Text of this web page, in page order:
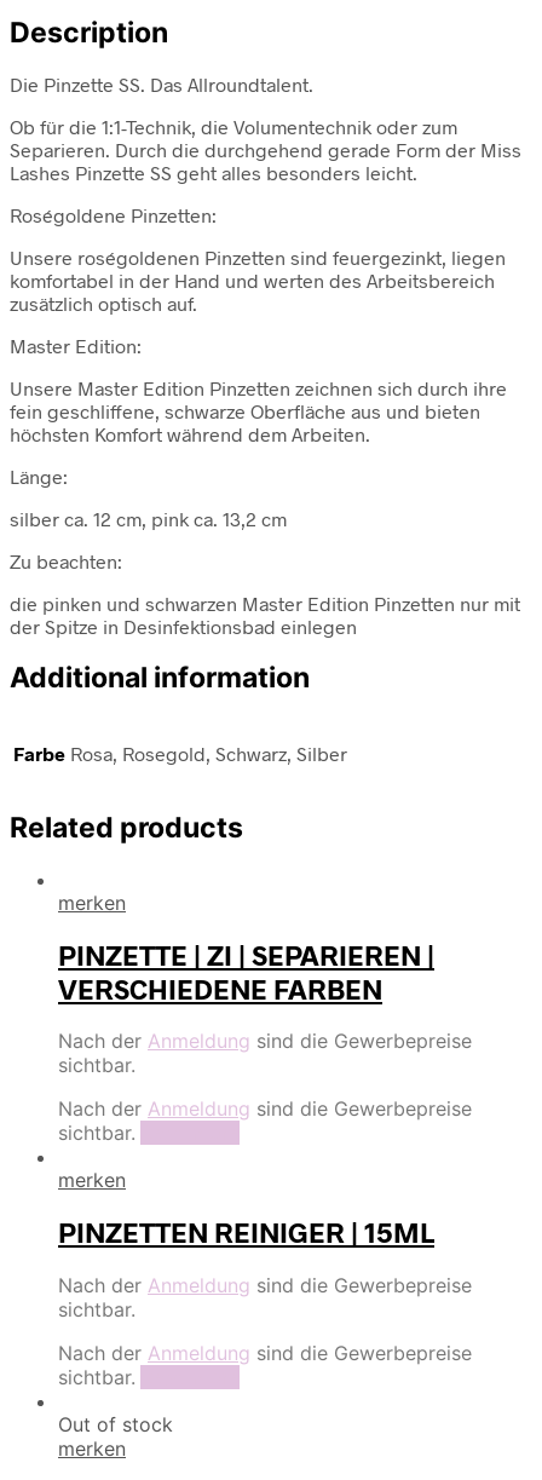
Description
Die Pinzette SS. Das Allroundtalent.
Ob für die 1:1-Technik, die Volumentechnik oder zum
Separieren. Durch die durchgehend gerade Form der Miss
Lashes Pinzette SS geht alles besonders leicht.
Roségoldene Pinzetten:
Unsere roségoldenen Pinzetten sind feuergezinkt, liegen
komfortabel in der Hand und werten des Arbeitsbereich
zusätzlich optisch auf.
Master Edition:
Unsere Master Edition Pinzetten zeichnen sich durch ihre
fein geschliffene, schwarze Oberfläche aus und bieten
höchsten Komfort während dem Arbeiten.
Länge:
silber ca. 12 cm, pink ca. 13,2 cm
Zu beachten:
die pinken und schwarzen Master Edition Pinzetten nur mit
der Spitze in Desinfektionsbad einlegen
Additional information
Farbe Rosa, Rosegold, Schwarz, Silber
Related products
merken
PINZETTE | ZI | SEPARIEREN |
VERSCHIEDENE FARBEN
Nach der Anmeldung sind die Gewerbepreise
sichtbar.
Nach der Anmeldung sind die Gewerbepreise
sichtbar.
merken
PINZETTEN REINIGER | 15ML
Nach der Anmeldung sind die Gewerbepreise
sichtbar.
Nach der Anmeldung sind die Gewerbepreise
sichtbar.
Out of stock
merken